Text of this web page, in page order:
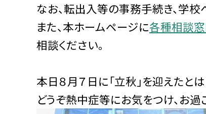
なお、転出入等の事務手続き、学
また、本ホームページに各種相談
相談ください。
本日８月７日に「立秋」を迎えたと
どうぞ熱中症等にお気をつけ、お過